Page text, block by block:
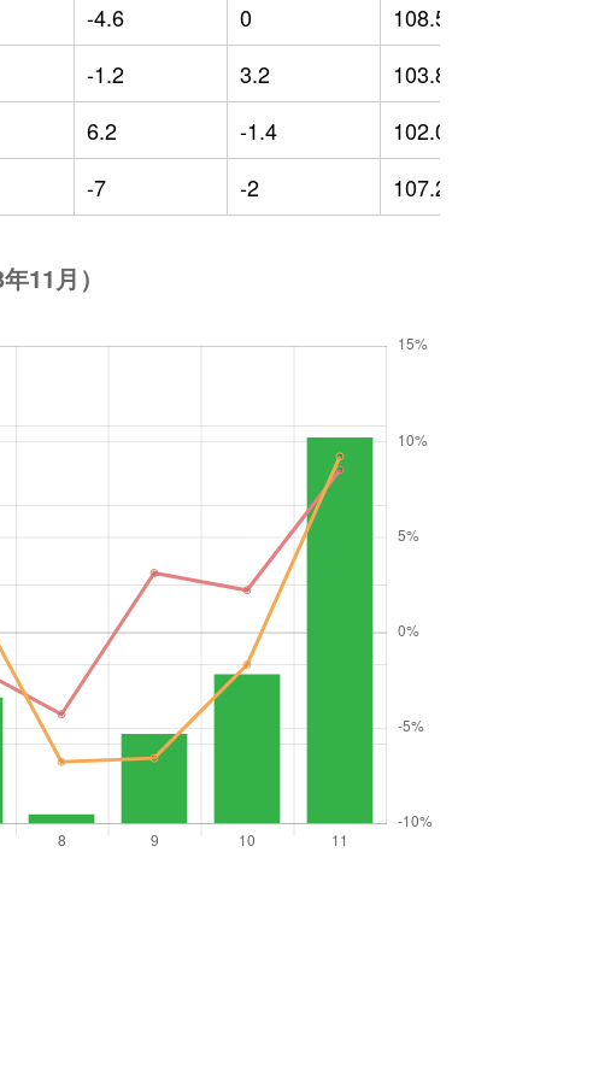
-4.6 0 108.52
-1.2 3.2 103.83
6.2 -1.4 102.03
-7 -2 107.23